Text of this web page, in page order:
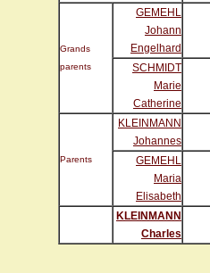
Grands
parents
GEMEHL
Johann
Engelhard
SCHMIDT
Marie
Catherine
Parents
KLEINMANN
Johannes
GEMEHL
Maria
Elisabeth
KLEINMANN
Charles